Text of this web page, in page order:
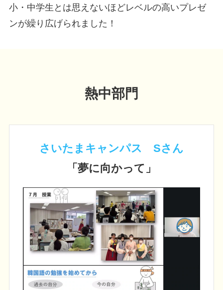
小・中学生とは思えないほどレベルの高いプレゼ
ンが繰り広げられました！
熱中部門
さいたまキャンパス Sさん
「夢に向かって」